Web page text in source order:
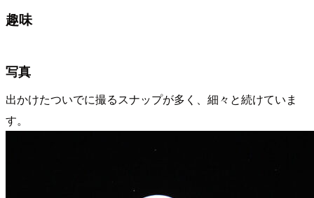
趣味
写真
出かけたついでに撮るスナップが多く、細々と続けていま
す。